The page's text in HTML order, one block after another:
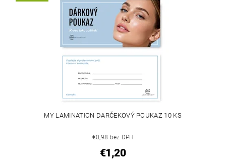
MY LAMINATION DARČEKOVÝ POUKAZ 10 KS
€0,98 bez DPH
€1,20